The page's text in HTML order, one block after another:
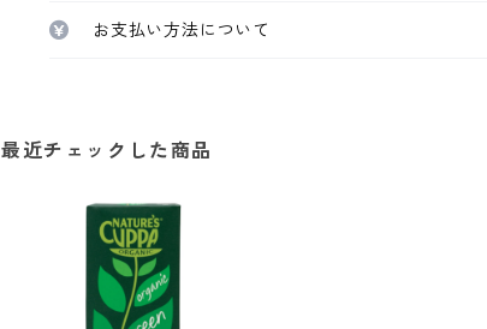
お支払い方法について
最近チェックした商品